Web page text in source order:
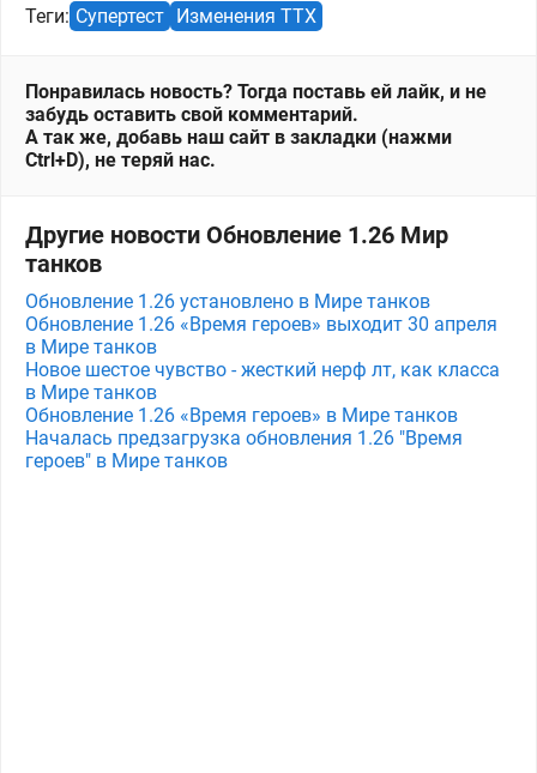
Теги: Супертест Изменения ТТХ
Понравилась новость? Тогда поставь ей лайк, и не
забудь оставить свой комментарий.
А так же, добавь наш сайт в закладки (нажми
Ctrl+D), не теряй нас.
Другие новости Обновление 1.26 Мир
танков
Обновление 1.26 установлено в Мире танков
Обновление 1.26 «Время героев» выходит 30 апреля
в Мире танков
Новое шестое чувство - жесткий нерф лт, как класса
в Мире танков
Обновление 1.26 «Время героев» в Мире танков
Началась предзагрузка обновления 1.26 "Время
героев" в Мире танков